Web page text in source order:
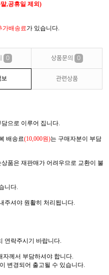
,공휴일 제외 )
가배송료가 있습니다.
0 상품문의 0
보 관련상품
으로 이루어 집니다.
배송료(10,000원)는 구매자분이 부담
품은 재판매가 어려우므로 교환이 불
니다.
주셔야 원활히 처리됩니다.
연락주시기 바랍니다.
자께서 부담하셔야 합니다.
변경되어 출고될 수 있습니다.